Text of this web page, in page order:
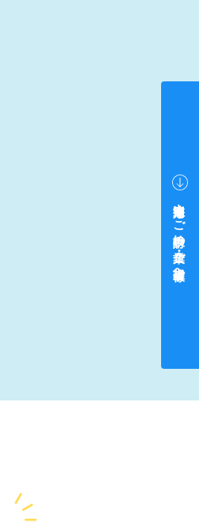
中途採用をご検討中の企業・ご担当者様へ